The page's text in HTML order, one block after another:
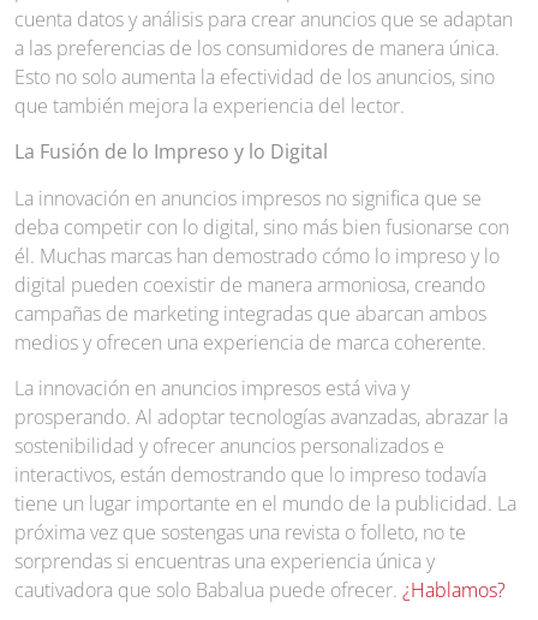
cuenta datos y análisis para crear anuncios que se adaptan
a las preferencias de los consumidores de manera única.
Esto no solo aumenta la efectividad de los anuncios, sino
que también mejora la experiencia del lector.
La Fusión de lo Impreso y lo Digital
La innovación en anuncios impresos no significa que se
deba competir con lo digital, sino más bien fusionarse con
él. Muchas marcas han demostrado cómo lo impreso y lo
digital pueden coexistir de manera armoniosa, creando
campañas de marketing integradas que abarcan ambos
medios y ofrecen una experiencia de marca coherente.
La innovación en anuncios impresos está viva y
prosperando. Al adoptar tecnologías avanzadas, abrazar la
sostenibilidad y ofrecer anuncios personalizados e
interactivos, están demostrando que lo impreso todavía
tiene un lugar importante en el mundo de la publicidad. La
próxima vez que sostengas una revista o folleto, no te
sorprendas si encuentras una experiencia única y
cautivadora que solo Babalua puede ofrecer. ¿Hablamos?